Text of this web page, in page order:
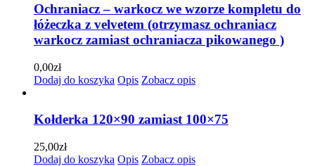
Ochraniacz – warkocz we wzorze kompletu do
łóżeczka z velvetem (otrzymasz ochraniacz
warkocz zamiast ochraniacza pikowanego )
0,00zł
Dodaj do koszyka Opis Zobacz opis
Kołderka 120×90 zamiast 100×75
25,00zł
Dodaj do koszyka Opis Zobacz opis